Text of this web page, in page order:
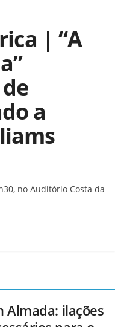
| “A
a
no Auditório Costa da
Almada: ilações